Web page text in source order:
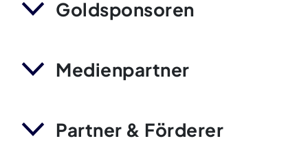
Goldsponsoren
Medienpartner
Partner & Förderer